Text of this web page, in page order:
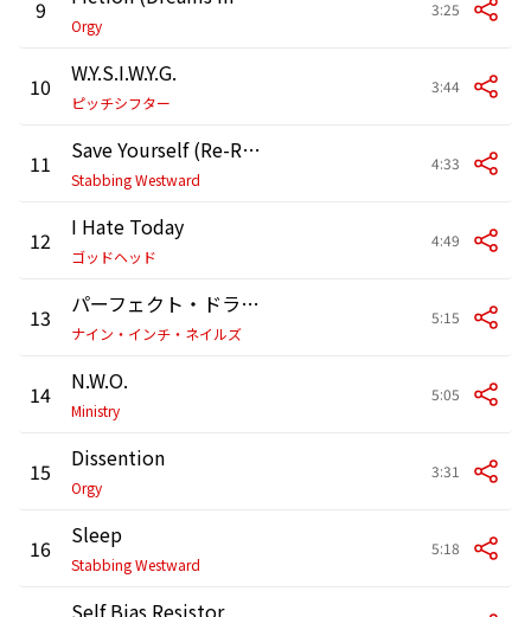
9
Orgy
3:25
10 W.Y.S.I.W.Y.G.
ピッチシフター
3:44
11 Save Yourself (Re-Recorded)
Stabbing Westward
4:33
12 I Hate Today
ゴッドヘッド
4:49
13 パーフェクト・ドラッグ
ナイン・インチ・ネイルズ
5:15
14 N.W.O.
Ministry
5:05
15 Dissention
Orgy
3:31
16 Sleep
Stabbing Westward
5:18
Self Bias Resistor